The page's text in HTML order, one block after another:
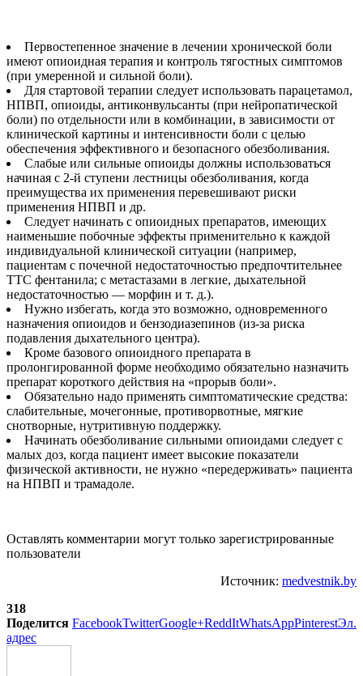
Первостепенное значение в лечении хронической боли
имеют опиоидная терапия и контроль тягостных симптомов
(при умеренной и сильной боли).
Для стартовой терапии следует использовать парацетамол,
НПВП, опиоиды, антиконвульсанты (при нейропатической
боли) по отдельности или в комбинации, в зависимости от
клинической картины и интенсивности боли с целью
обеспечения эффективного и безопасного обезболивания.
Слабые или сильные опиоиды должны использоваться
начиная с 2-й ступени лестницы обезболивания, когда
преимущества их применения перевешивают риски
применения НПВП и др.
Следует начинать с опиоидных препаратов, имеющих
наименьшие побочные эффекты применительно к каждой
индивидуальной клинической ситуации (например,
пациентам с почечной недостаточностью предпочтительнее
ТТС фентанила; с метастазами в легкие, дыхательной
недостаточностью — морфин и т. д.).
Нужно избегать, когда это возможно, одновременного
назначения опиоидов и бензодиазепинов (из-за риска
подавления дыхательного центра).
Кроме базового опиоидного препарата в
пролонгированной форме необходимо обязательно назначить
препарат короткого действия на «прорыв боли».
Обязательно надо применять симптоматические средства:
слабительные, мочегонные, противорвотные, мягкие
снотворные, нутритивную поддержку.
Начинать обезболивание сильными опиоидами следует с
малых доз, когда пациент имеет высокие показатели
физической активности, не нужно «передерживать» пациента
на НПВП и трамадоле.
Оставлять комментарии могут только зарегистрированные
пользователи
Источник: medvestnik.by
318
Поделится FacebookTwitterGoogle+ReddItWhatsAppPinterestЭл.
адрес